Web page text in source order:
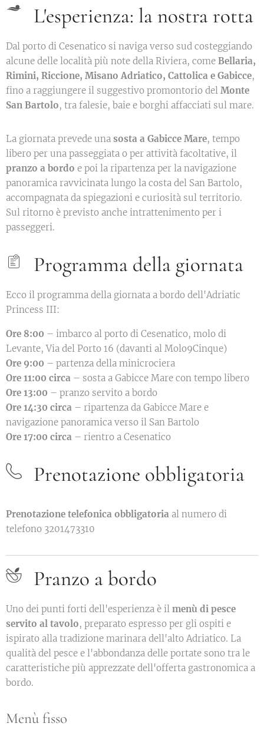
L'esperienza: la nostra rotta
Dal porto di Cesenatico si naviga verso sud costeggiando
alcune delle località più note della Riviera, come Bellaria,
Rimini, Riccione, Misano Adriatico, Cattolica e Gabicce,
fino a raggiungere il suggestivo promontorio del Monte
San Bartolo, tra falesie, baie e borghi affacciati sul mare.
La giornata prevede una sosta a Gabicce Mare, tempo
libero per una passeggiata o per attività facoltative, il
pranzo a bordo e poi la ripartenza per la navigazione
panoramica ravvicinata lungo la costa del San Bartolo,
accompagnata da spiegazioni e curiosità sul territorio.
Sul ritorno è previsto anche intrattenimento per i
passeggeri.
Programma della giornata
Ecco il programma della giornata a bordo dell'Adriatic
Princess III:
Ore 8:00 – imbarco al porto di Cesenatico, molo di
Levante, Via del Porto 16 (davanti al Molo9Cinque)
Ore 9:00 – partenza della minicrociera
Ore 11:00 circa – sosta a Gabicce Mare con tempo libero
Ore 13:00 – pranzo servito a bordo
Ore 14:30 circa – ripartenza da Gabicce Mare e
navigazione panoramica verso il San Bartolo
Ore 17:00 circa – rientro a Cesenatico
Prenotazione obbligatoria
Prenotazione telefonica obbligatoria al numero di
telefono 3201473310
Pranzo a bordo
Uno dei punti forti dell'esperienza è il menù di pesce
servito al tavolo, preparato espresso per gli ospiti e
ispirato alla tradizione marinara dell'alto Adriatico. La
qualità del pesce e l'abbondanza delle portate sono tra le
caratteristiche più apprezzate dell'offerta gastronomica a
bordo.
Menù fisso